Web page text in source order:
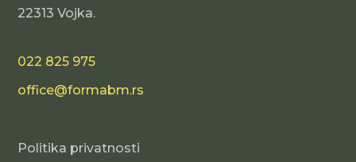
22313 Vojka.
022 825 975
office@formabm.rs
Politika privatnosti